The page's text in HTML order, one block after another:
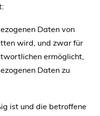
Daten von
wird, und zwar für
ermöglicht,
Daten zu
ist und die betroffene